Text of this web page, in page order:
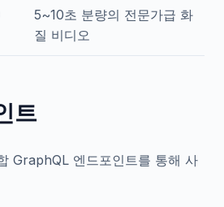
5~10초 분량의 전문가급 화
질 비디오
트
GraphQL 엔드포인트를 통해 사